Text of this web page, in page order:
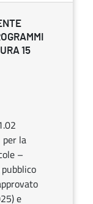
15
la
–
e